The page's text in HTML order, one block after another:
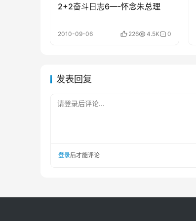
2+2奋斗日志6—-怀念朱总理
2010-09-06 226 4.5K 0
发表回复
请登录后评论...
登录后才能评论